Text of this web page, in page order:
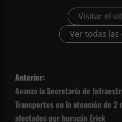
Visitar el
Ver todas las
N
a
v
Anterior:
Avanza la Secretaría de
Transportes en la atención de
afectados por huracán Erick